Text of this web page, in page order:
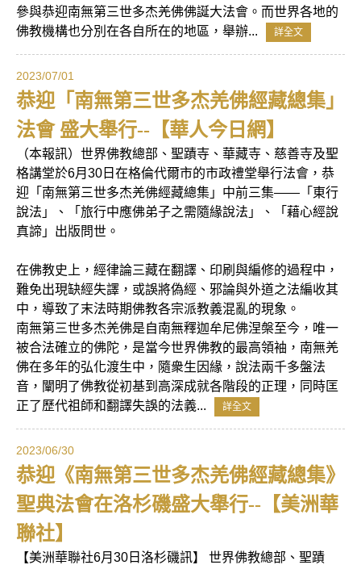
參與恭迎南無第三世多杰羌佛佛誕大法會。而世界各地的
佛教機構也分別在各自所在的地區，舉辦...
詳全文
2023/07/01
恭迎「南無第三世多杰羌佛經藏總集」
法會 盛大舉行--【華人今日網】
（本報訊）世界佛教總部、聖蹟寺、華藏寺、慈善寺及聖
格講堂於6月30日在格倫代爾市的市政禮堂舉行法會，恭
迎「南無第三世多杰羌佛經藏總集」中前三集——「東行
說法」、「旅行中應佛弟子之需隨緣說法」、「藉心經說
真諦」出版問世。
在佛教史上，經律論三藏在翻譯、印刷與編修的過程中，
難免出現缺經失譯，或誤將偽經、邪論與外道之法編收其
中，導致了末法時期佛教各宗派教義混亂的現象。
南無第三世多杰羌佛是自南無釋迦牟尼佛涅槃至今，唯一
被合法確立的佛陀，是當今世界佛教的最高領袖，南無羌
佛在多年的弘化渡生中，隨衆生因緣，說法兩千多盤法
音，闡明了佛教從初基到高深成就各階段的正理，同時匡
正了歷代祖師和翻譯失誤的法義...
詳全文
2023/06/30
恭迎《南無第三世多杰羌佛經藏總集》
聖典法會在洛杉磯盛大舉行--【美洲華
聯社】
【美洲華聯社6月30日洛杉磯訊】 世界佛教總部、聖蹟